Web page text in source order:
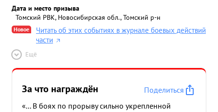
Дата и место призыва
Томский РВК, Новосибирская обл., Томский р-н
Новое
Читать об этих событиях в журнале боевых действий
части
Ещё
За что награждён
Поделиться
«... В боях по прорыву сильно укрепленной